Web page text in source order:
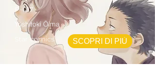
P-017
Yoshitoki Ōima
Star comics
SCOPRI DI PIÙ